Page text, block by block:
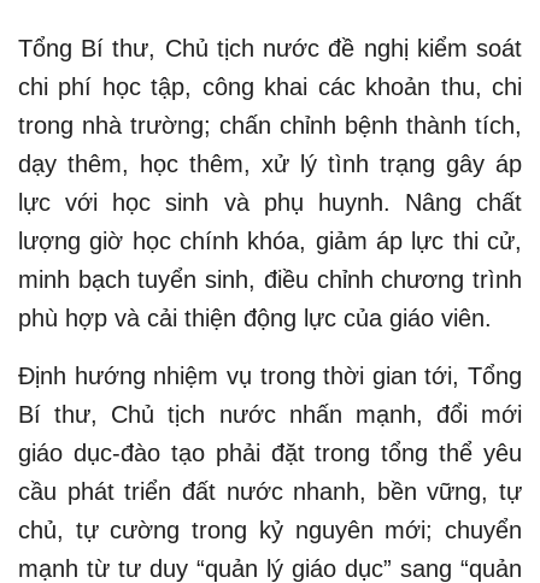
Tổng Bí thư, Chủ tịch nước đề nghị kiểm soát
chi phí học tập, công khai các khoản thu, chi
trong nhà trường; chấn chỉnh bệnh thành tích,
dạy thêm, học thêm, xử lý tình trạng gây áp
lực với học sinh và phụ huynh. Nâng chất
lượng giờ học chính khóa, giảm áp lực thi cử,
minh bạch tuyển sinh, điều chỉnh chương trình
phù hợp và cải thiện động lực của giáo viên.
Định hướng nhiệm vụ trong thời gian tới, Tổng
Bí thư, Chủ tịch nước nhấn mạnh, đổi mới
giáo dục-đào tạo phải đặt trong tổng thể yêu
cầu phát triển đất nước nhanh, bền vững, tự
chủ, tự cường trong kỷ nguyên mới; chuyển
mạnh từ tư duy “quản lý giáo dục” sang “quản